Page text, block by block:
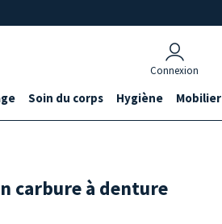
Connexion
Soin du corps Hygiène Mobilier
carbure à denture